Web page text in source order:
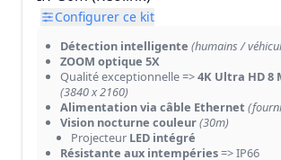
Configurer ce kit
Détection intelligente (humains /
ZOOM optique 5X
Qualité exceptionnelle =>4K Ultra HD 8
(3840 x 2160)
Alimentation via câble Ethernet
Vision nocturne couleur(30m)
Projecteur LED intégré
Résistante aux intempéries=> IP66